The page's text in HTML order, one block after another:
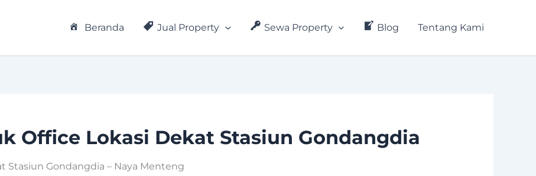
Beranda Jual Property Sewa Property Blog Tentang Kami
Office Lokasi Dekat Stasiun Gondangdia
Stasiun Gondangdia – Naya Menteng